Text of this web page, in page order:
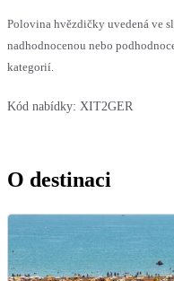
Polovina hvězdičky uvedená ve
nadhodnocenou nebo
kategorií.
Kód nabídky: XIT2GER
O destinaci